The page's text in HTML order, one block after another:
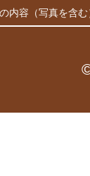
内容（写真を含